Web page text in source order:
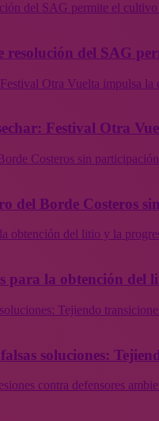
del SAG permite el
del SAG
Otra Vuelta impulsa
Festival Otra
Costeros sin
del Borde Costeros
obtención del litio y la
para la obtención del
Tejiendo
soluciones:
contra defensores